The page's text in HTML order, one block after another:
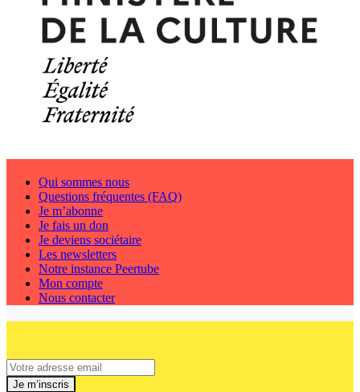
Qui sommes nous
Questions fréquentes (FAQ)
Je m’abonne
Je fais un don
Je deviens sociétaire
Les newsletters
Notre instance Peertube
Mon compte
Nous contacter
Je m’inscris